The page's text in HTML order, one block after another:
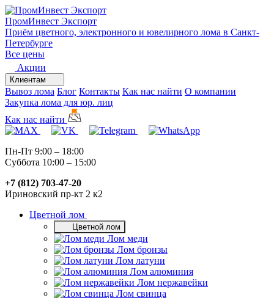
ПромИнвест Экспорт
Приём цветного, электронного и ювелирного лома в Санкт-
Петербурге
Все цены
Акции
Клиентам
Вывоз лома Блог Контакты Как нас найти О компании
Закупка лома для юр. лиц
Как нас найти
Пн-Пт 9:00 – 18:00
Суббота 10:00 – 15:00
+7 (812) 703-47-20
Ириновский пр-кт 2 к2
Цветной лом
Цветной лом
Лом меди
Лом бронзы
Лом латуни
Лом алюминия
Лом нержавейки
Лом свинца